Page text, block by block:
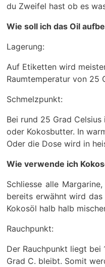
du Zweifel hast ob es
Wie soll ich das Oil
Lagerung:
Auf Etiketten wird
Raumtemperatur von 25
Schmelzpunkt:
Bei rund 25 Grad
oder Kokosbutter. In
Oder die Dose wird in
Wie verwende ich
Schliesse alle
bereits erwähnt wird
Kokosöl halb halb
Rauchpunkt:
Der Rauchpunkt liegt bei
Grad C. bleibt. Somit